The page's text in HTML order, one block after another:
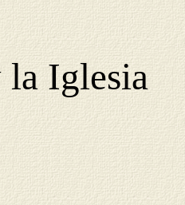
la Iglesia